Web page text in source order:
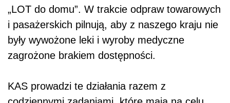
„LOT do domu”. W trakcie odpraw towarowych
i pasażerskich pilnują, aby z naszego kraju nie
były wywożone leki i wyroby medyczne
zagrożone brakiem dostępności.
KAS prowadzi te działania razem z